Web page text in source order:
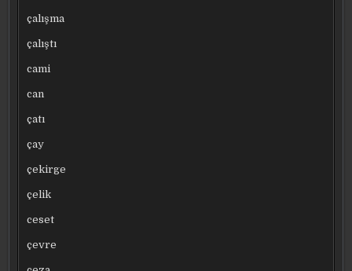
çalışma
çalıştı
cami
can
çatı
çay
çekirge
çelik
ceset
çevre